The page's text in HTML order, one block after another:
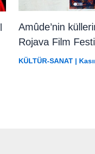
Amûde’nin
Rojava Film
KÜLTÜR-SANAT|